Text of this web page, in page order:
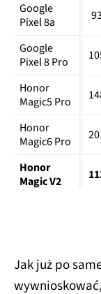
Google
Pixel 8a
Google
Pixel 8 Pro
Honor
Magic5 Pro
Honor
Magic6 Pro
Honor
Magic V2
Huawei
Pura 70
Ultra
Jak już po